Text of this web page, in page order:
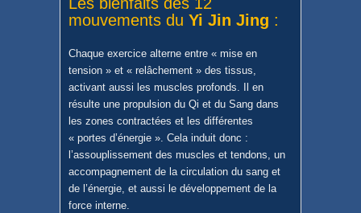
mouvements du Yi Jin Jing :
Chaque exercice alterne entre « mise en
tension » et « relâchement » des tissus,
activant aussi les muscles profonds. Il en
résulte une propulsion du Qi et du Sang dans
les zones contractées et les différentes
« portes d’énergie ». Cela induit donc :
l’assouplissement des muscles et tendons, un
accompagnement de la circulation du sang et
de l’énergie, et aussi le développement de la
force interne.